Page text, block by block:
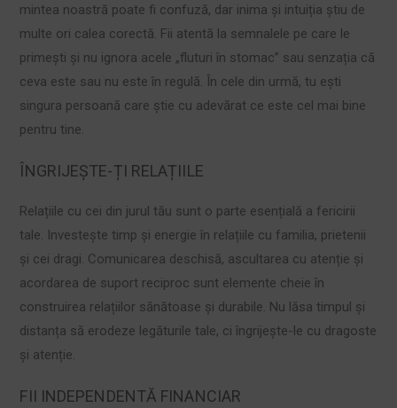
mintea noastră poate fi confuză, dar inima și intuiția știu de
multe ori calea corectă. Fii atentă la semnalele pe care le
primești și nu ignora acele „fluturi în stomac” sau senzația că
ceva este sau nu este în regulă. În cele din urmă, tu ești
singura persoană care știe cu adevărat ce este cel mai bine
pentru tine.
ÎNGRIJEȘTE-ȚI RELAȚIILE
Relațiile cu cei din jurul tău sunt o parte esențială a fericirii
tale. Investește timp și energie în relațiile cu familia, prietenii
și cei dragi. Comunicarea deschisă, ascultarea cu atenție și
acordarea de suport reciproc sunt elemente cheie în
construirea relațiilor sănătoase și durabile. Nu lăsa timpul și
distanța să erodeze legăturile tale, ci îngrijește-le cu dragoste
și atenție.
FII INDEPENDENTĂ FINANCIAR